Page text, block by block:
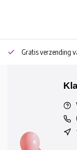
Gratis verzending